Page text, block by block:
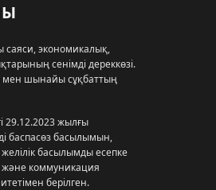
саяси, экономикалық,
сенімді дереккөзі.
мен шынайы сұқбаттың
29.12.2023 жылғы
баспасөз басылымын,
басылымды есепке
және коммуникация
берілген.